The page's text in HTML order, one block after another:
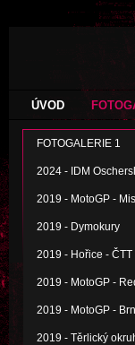
ÚVOD
FOTOGALERIE 1
2024 - IDM
2019 - MotoGP -
2019 - Dymokury
2019 - Hořice - ČTT
2019 - MotoGP -
2019 - MotoGP -
2019 - Těrlický